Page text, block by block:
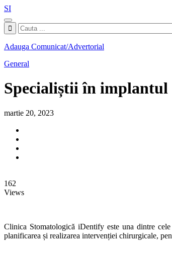
SI
Adauga Comunicat/Advertorial
General
Specialiștii în implantul
martie 20, 2023
162
Views
Clinica Stomatologică iDentify este una dintre
planificarea și realizarea intervenției chirurgicale,